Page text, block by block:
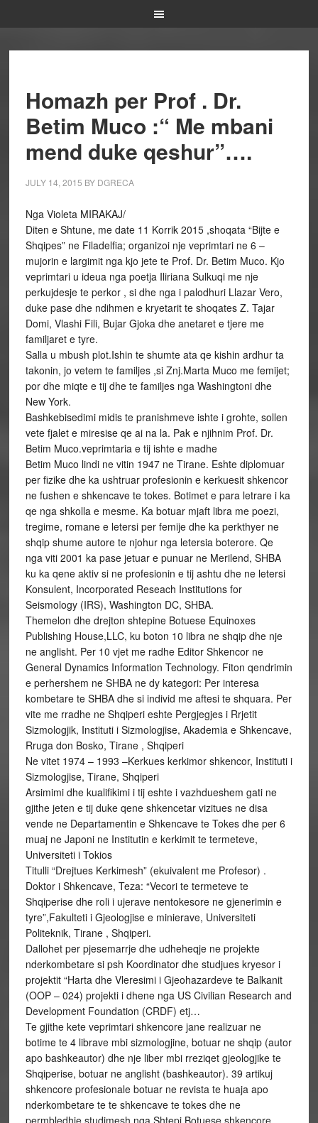
Homazh per Prof . Dr.
Betim Muco :“ Me mbani
mend duke qeshur”….
JULY 14, 2015 BY DGRECA
Nga Violeta MIRAKAJ/
Diten e Shtune, me date 11 Korrik 2015 ,shoqata “Bijte e
Shqipes” ne Filadelfia; organizoi nje veprimtari ne 6 –
mujorin e largimit nga kjo jete te Prof. Dr. Betim Muco. Kjo
veprimtari u ideua nga poetja Iliriana Sulkuqi me nje
perkujdesje te perkor , si dhe nga i palodhuri Llazar Vero,
duke pase dhe ndihmen e kryetarit te shoqates Z. Tajar
Domi, Vlashi Fili, Bujar Gjoka dhe anetaret e tjere me
familjaret e tyre.
Salla u mbush plot.Ishin te shumte ata qe kishin ardhur ta
takonin, jo vetem te familjes ,si Znj.Marta Muco me femijet;
por dhe miqte e tij dhe te familjes nga Washingtoni dhe
New York.
Bashkebisedimi midis te pranishmeve ishte i grohte, sollen
vete fjalet e miresise qe ai na la. Pak e njihnim Prof. Dr.
Betim Muco.veprimtaria e tij ishte e madhe
Betim Muco lindi ne vitin 1947 ne Tirane. Eshte diplomuar
per fizike dhe ka ushtruar profesionin e kerkuesit shkencor
ne fushen e shkencave te tokes. Botimet e para letrare i ka
qe nga shkolla e mesme. Ka botuar mjaft libra me poezi,
tregime, romane e letersi per femije dhe ka perkthyer ne
shqip shume autore te njohur nga letersia boterore. Qe
nga viti 2001 ka pase jetuar e punuar ne Merilend, SHBA
ku ka qene aktiv si ne profesionin e tij ashtu dhe ne letersi
Konsulent, Incorporated Reseach Institutions for
Seismology (IRS), Washington DC, SHBA.
Themelon dhe drejton shtepine Botuese Equinoxes
Publishing House,LLC, ku boton 10 libra ne shqip dhe nje
ne anglisht. Per 10 vjet me radhe Editor Shkencor ne
General Dynamics Information Technology. Fiton qendrimin
e perhershem ne SHBA ne dy kategori: Per interesa
kombetare te SHBA dhe si individ me aftesi te shquara. Per
vite me rradhe ne Shqiperi eshte Pergjegjes i Rrjetit
Sizmologjik, Instituti i Sizmologjise, Akademia e Shkencave,
Rruga don Bosko, Tirane , Shqiperi
Ne vitet 1974 – 1993 –Kerkues kerkimor shkencor, Instituti i
Sizmologjise, Tirane, Shqiperi
Arsimimi dhe kualifikimi i tij eshte i vazhdueshem gati ne
gjithe jeten e tij duke qene shkencetar vizitues ne disa
vende ne Departamentin e Shkencave te Tokes dhe per 6
muaj ne Japoni ne Institutin e kerkimit te termeteve,
Universiteti i Tokios
Titulli “Drejtues Kerkimesh” (ekuivalent me Profesor) .
Doktor i Shkencave, Teza: “Vecori te termeteve te
Shqiperise dhe roli i ujerave nentokesore ne gjenerimin e
tyre”,Fakulteti i Gjeologjise e minierave, Universiteti
Politeknik, Tirane , Shqiperi.
Dallohet per pjesemarrje dhe udheheqje ne projekte
nderkombetare si psh Koordinator dhe studjues kryesor i
projektit “Harta dhe Vleresimi i Gjeohazardeve te Balkanit
(OOP – 024) projekti i dhene nga US Civilian Research and
Development Foundation (CRDF) etj…
Te gjithe kete veprimtari shkencore jane realizuar ne
botime te 4 librave mbi sizmologjine, botuar ne shqip (autor
apo bashkeautor) dhe nje liber mbi rreziqet gjeologjike te
Shqiperise, botuar ne anglisht (bashkeautor). 39 artikuj
shkencore profesionale botuar ne revista te huaja apo
nderkombetare te te shkencave te tokes dhe ne
permbledhje studimesh nga Shtepi Botuese shkencore